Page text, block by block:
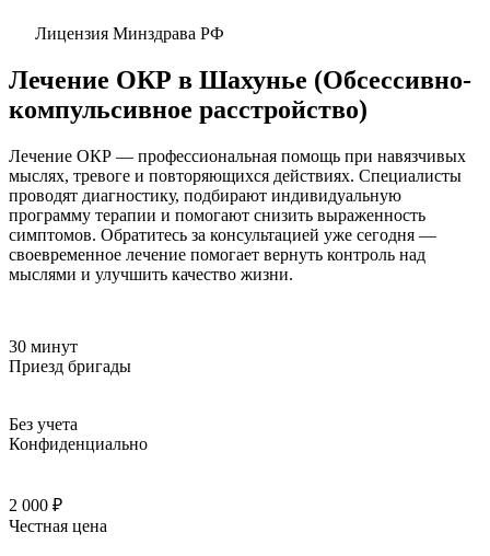
Лицензия Минздрава РФ
Лечение ОКР в Шахунье (Обсессивно-
компульсивное расстройство)
Лечение ОКР — профессиональная помощь при навязчивых
мыслях, тревоге и повторяющихся действиях. Специалисты
проводят диагностику, подбирают индивидуальную
программу терапии и помогают снизить выраженность
симптомов. Обратитесь за консультацией уже сегодня —
своевременное лечение помогает вернуть контроль над
мыслями и улучшить качество жизни.
30 минут
Приезд бригады
Без учета
Конфиденциально
2 000 ₽
Честная цена